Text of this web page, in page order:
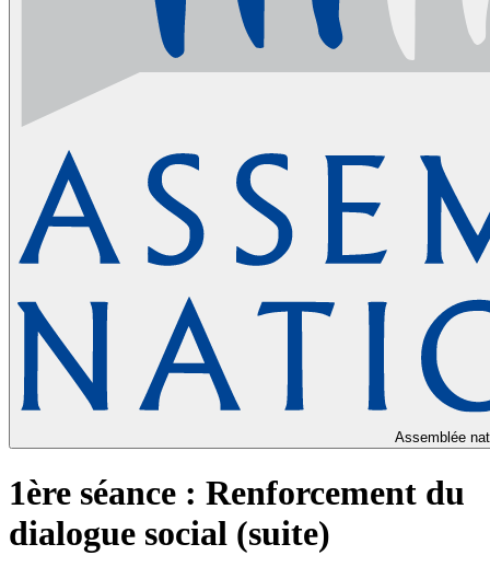
Assemblée
1ère séance : Renforcement du
dialogue social (suite)